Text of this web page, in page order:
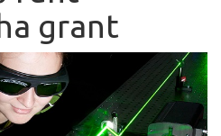
grant